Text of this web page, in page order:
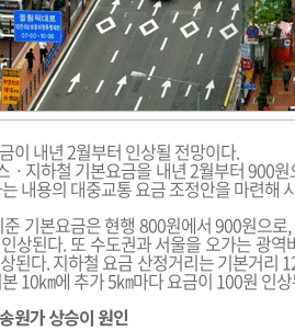
이 내년 2월부터 인상될 전망이다.
ㆍ지하철 기본요금을 내년 2월부터 900
내용의 대중교통 요금 조정안을 마련해
기본요금은 현행 800원에서 900원으
상된다. 또 수도권과 서울을 오가는 광
된다. 지하철 요금 산정거리는 기본거리
10㎞에 추가 5㎞마다 요금이 100원 인
원가 상승이 원인